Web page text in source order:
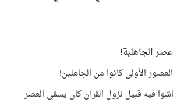
الجاهلية!
الأولى كانوا من الجاهلين!
فيه قبيل نزول القرآن كان يسمّى العصر